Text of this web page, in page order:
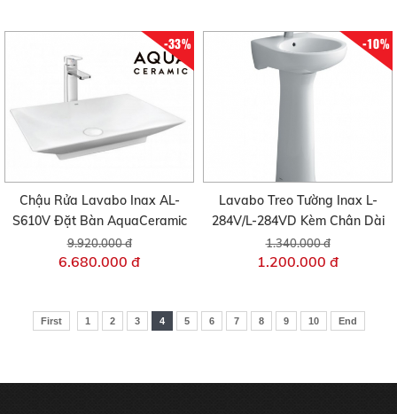
-33%
Chậu Rửa Lavabo Inax AL-
S610V Đặt Bàn AquaCeramic
9.920.000 đ
6.680.000 đ
-10%
Lavabo Treo Tường Inax L-
284V/L-284VD Kèm Chân Dài
1.340.000 đ
1.200.000 đ
First 1 2 3 4 5 6 7 8 9 10 End